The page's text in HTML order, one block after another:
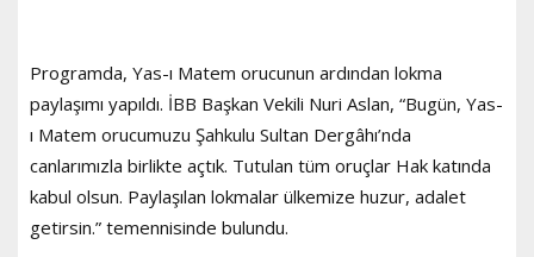
Programda, Yas-ı Matem orucunun ardından lokma
paylaşımı yapıldı. İBB Başkan Vekili Nuri Aslan, “Bugün, Yas-
ı Matem orucumuzu Şahkulu Sultan Dergâhı’nda
canlarımızla birlikte açtık. Tutulan tüm oruçlar Hak katında
kabul olsun. Paylaşılan lokmalar ülkemize huzur, adalet
getirsin.” temennisinde bulundu.